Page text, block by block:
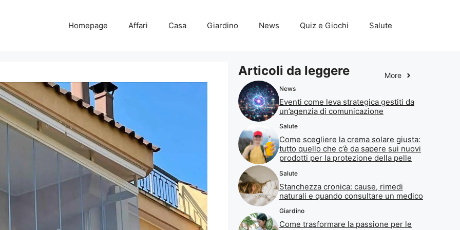
Homepage Affari Casa Giardino News Quiz e Giochi Salute
Articoli da leggere More
News
Eventi come leva strategica gestiti da
un’agenzia di comunicazione
Salute
Come scegliere la crema solare giusta:
tutto quello che c’è da sapere sui nuovi
prodotti per la protezione della pelle
Salute
Stanchezza cronica: cause, rimedi
naturali e quando consultare un medico
Giardino
Come trasformare la passione per le